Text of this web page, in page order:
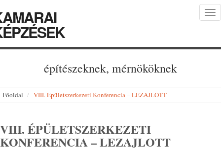
építészeknek, mérnököknek
Főoldal VIII. Épületszerkezeti Konferencia – LEZAJLOTT
VIII. ÉPÜLETSZERKEZETI
KONFERENCIA – LEZAJLOTT